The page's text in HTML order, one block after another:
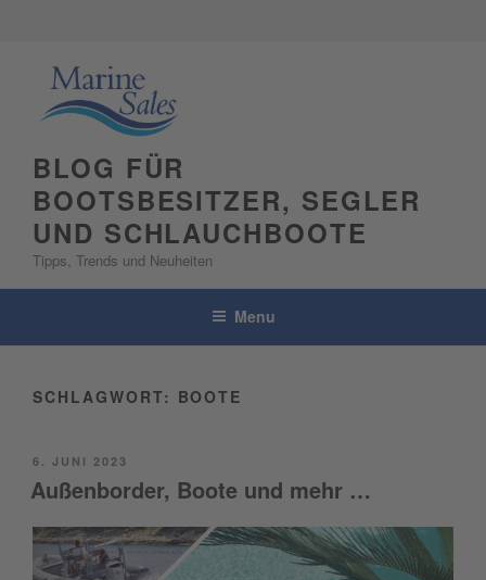
BLOG FÜR
BOOTSBESITZER, SEGLER
UND SCHLAUCHBOOTE
Tipps, Trends und Neuheiten
Menu
SCHLAGWORT: BOOTE
POSTED
ON
6. JUNI 2023
Außenborder, Boote und mehr …